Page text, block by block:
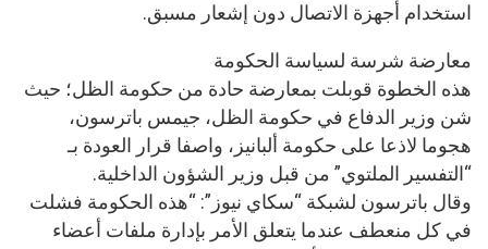
استخدام أجهزة الاتصال دون إشعار مسبق.
معارضة شرسة لسياسة الحكومة
هذه الخطوة قوبلت بمعارضة حادة من حكومة الظل؛ حيث
شن وزير الدفاع في حكومة الظل، جيمس باترسون،
هجوما لاذعا على حكومة ألبانيز، واصفا قرار العودة بـ
“التفسير الملتوي” من قبل وزير الشؤون الداخلية.
وقال باترسون لشبكة “سكاي نيوز”: “هذه الحكومة فشلت
في كل منعطف عندما يتعلق الأمر بإدارة ملفات أعضاء